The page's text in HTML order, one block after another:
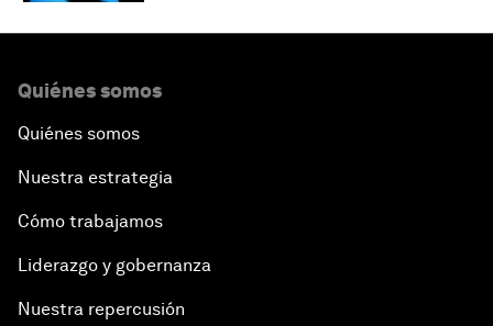
Quiénes somos
Quiénes somos
Nuestra estrategia
Cómo trabajamos
Liderazgo y gobernanza
Nuestra repercusión